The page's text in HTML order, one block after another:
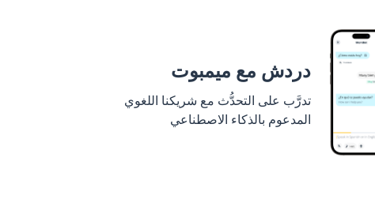
دردش مع ميمبوت
تدرَّب على التحدُّث مع شريكنا اللغوي
المدعوم بالذكاء الاصطناعي